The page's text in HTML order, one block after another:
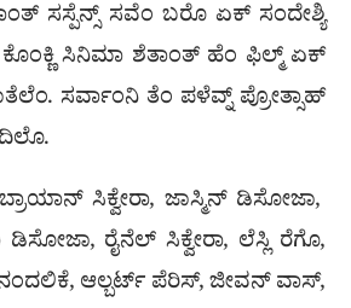
ಸಸ್ಪೆನ್ಸ್ ಸವೆಂ ಬರೊ ಏಕ್ ಸಂದೇಶ್ಯಿ
ಸಿನಿಮಾ ಶೆತಾಂತ್ ಹೆಂ ಫಿಲ್ಮ್ ಏಕ್
ಸರ್ವಾಂನಿ ತೆಂ ಪಳೆವ್ನ್ ಪ್ರೋತ್ಸಾಹ್
ಸಿಕ್ವೇರಾ, ಜಾಸ್ಮಿನ್ ಡಿಸೋಜಾ,
ಡಿಸೋಜಾ, ರೈನೆಲ್ ಸಿಕ್ವೇರಾ, ಲೆಸ್ಲಿ ರೆಗೊ,
ನಂದಲಿಕೆ, ಆಲ್ಬರ್ಟ್ ಪೆರಿಸ್, ಜೀವನ್ ವಾಸ್,